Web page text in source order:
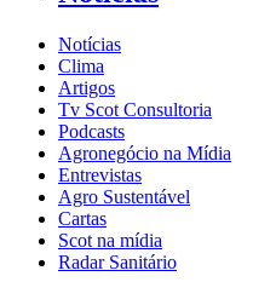
Notícias
Clima
Artigos
Tv Scot Consultoria
Podcasts
Agronegócio na Mídia
Entrevistas
Agro Sustentável
Cartas
Scot na mídia
Radar Sanitário